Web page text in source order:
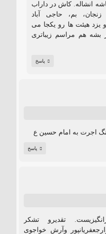
انشاله. کاش در داراب
بم، حاجی آباد
یزد هیئت ها رو یکجا می
بشه هم مراسم زیباتری
پاسخ
اجرت به امام حسین ع
پاسخ
تقدیرو تشکر
وآرش خواجوی